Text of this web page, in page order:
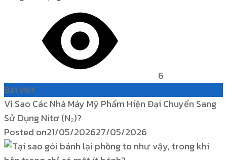
6
Bài viết
Vì Sao Các Nhà Máy Mỹ Phẩm Hiện Đại Chuyển Sang
Sử Dụng Nitơ (N₂)?
Posted on21/05/202627/05/2026